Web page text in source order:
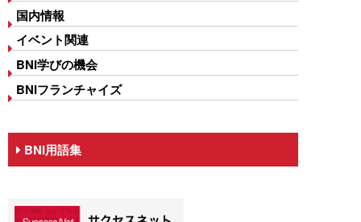
国内情報
イベント関連
BNI学びの機会
BNIフランチャイズ
BNI用語集